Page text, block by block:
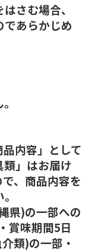
さむ場合、
あらかじめ
内容」として
」はお届け
、商品内容を
県)の一部への
賞味期間5日
類)の一部・